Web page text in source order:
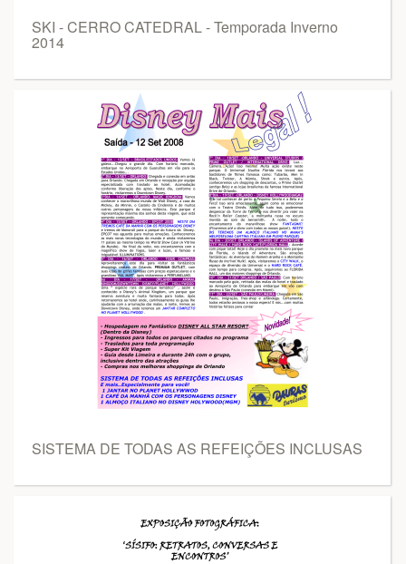
SKI - CERRO CATEDRAL - Temporada Inverno
2014
SISTEMA DE TODAS AS REFEIÇÕES INCLUSAS